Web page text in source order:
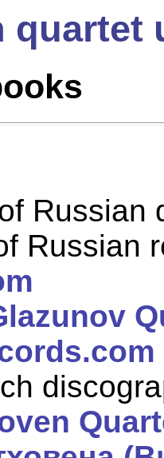
quartet
Russian
Russian